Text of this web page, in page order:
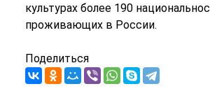
культурах более 190
проживающих в России.
Поделиться